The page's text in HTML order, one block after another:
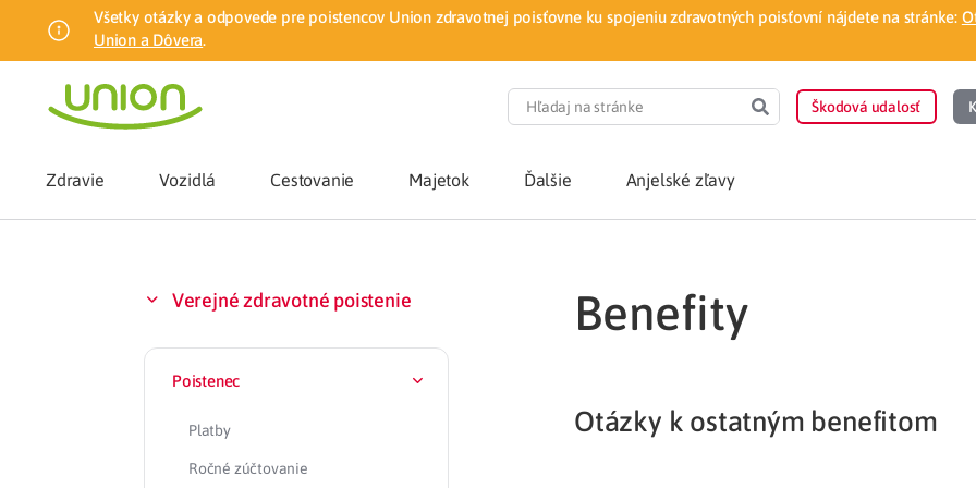
Všetky otázky a odpovede pre poistencov Union zdravotnej poisťovne ku spojeniu zdravotných poisťovní nájdete na stránke:
Union a Dôvera.
Škodová udalosť
Zdravie
Kúpeľná
Vozidlá Cestovanie Majetok Ďalšie Anjelské zľavy
Verejné zdravotné poistenie
Poistenec
Platby
Ročné zúčtovanie
Benefity
Otázky k ostatným benefitom